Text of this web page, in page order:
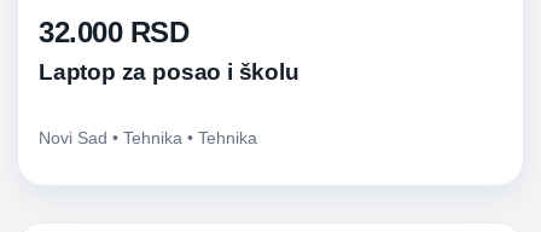
32.000 RSD
Laptop za posao i školu
Novi Sad • Tehnika • Tehnika